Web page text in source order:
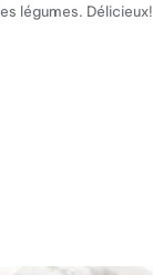
légumes. Délicieux!